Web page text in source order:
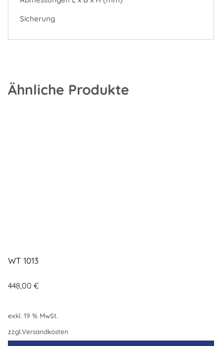
Sicherung
Ähnliche Produkte
WT 1013
448,00 €
exkl. 19 % MwSt.
zzgl.Versandkosten